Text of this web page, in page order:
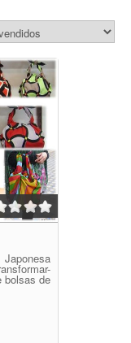
Japonesa
bolsas de